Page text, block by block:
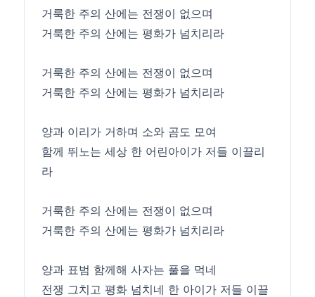
거룩한 주의 산에는 전쟁이 없으며
거룩한 주의 산에는 평화가 넘치리라
거룩한 주의 산에는 전쟁이 없으며
거룩한 주의 산에는 평화가 넘치리라
양과 이리가 거하며 소와 곰도 모여
함께 뛰노는 세상 한 어린아이가 저들 이끌리
라
거룩한 주의 산에는 전쟁이 없으며
거룩한 주의 산에는 평화가 넘치리라
양과 표범 함께해 사자는 풀을 먹네
전쟁 그치고 평화 넘치네 한 아이가 저들 이끌